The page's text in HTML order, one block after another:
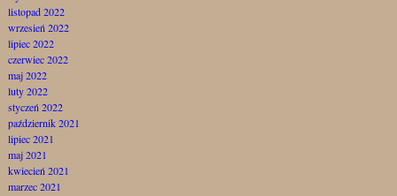
listopad 2022
wrzesień 2022
lipiec 2022
czerwiec 2022
maj 2022
luty 2022
styczeń 2022
październik 2021
lipiec 2021
maj 2021
kwiecień 2021
marzec 2021